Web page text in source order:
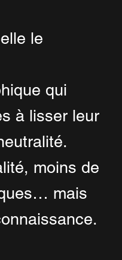
le
qui
à lisser leur
moins de
mais